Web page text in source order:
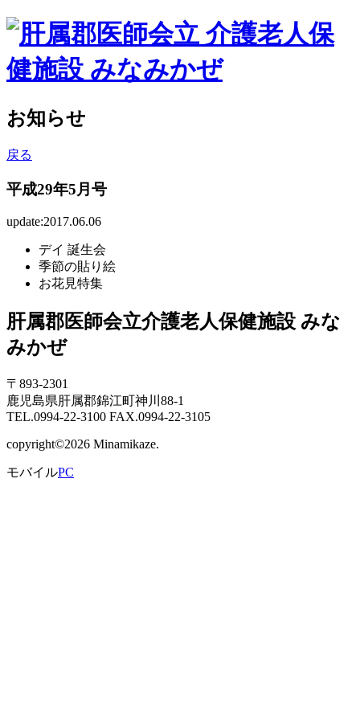
お知らせ
戻る
平成29年5月号
update:2017.06.06
デイ 誕生会
季節の貼り絵
お花見特集
肝属郡医師会立介護老人保健施設 みな
みかぜ
〒893-2301
鹿児島県肝属郡錦江町神川88-1
TEL.0994-22-3100 FAX.0994-22-3105
copyright©2026 Minamikaze.
モバイルPC